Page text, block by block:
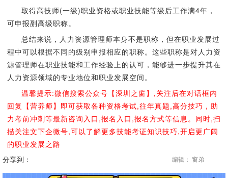
取得高技师(一级)职业资格或职业技能等级后工作满4年，
可申报副高级职称。
总结来说，人力资源管理师本身不是职称，但在职业发展过
程中可以根据不同的级别申报相应的职称。这些职称是对人力资
源管理师在职业技能和工作经验上的认可，能够进一步提升其在
人力资源领域的专业地位和职业发展空间。
温馨提示:微信搜索公众号【深圳之窗】,关注后在对话框内
回复【营养师】即可获取各种资格考试,往年真题,高分技巧，助
力考前冲刺等最新咨询入口,报名入口,报名方式等信息。同时,扫
描关注文下企微号,可以了解更多技能考证知识技巧,开启更广阔
的职业发展之路
分享到：
编辑： 窗弟